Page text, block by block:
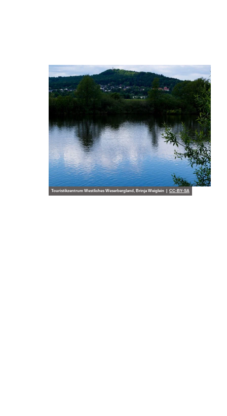
Touristikzentrum Westliches Weserbergland, Brinja Weiglein | CC-BY-SA